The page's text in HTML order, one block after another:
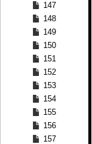
147
148
149
150
151
152
153
154
155
156
157